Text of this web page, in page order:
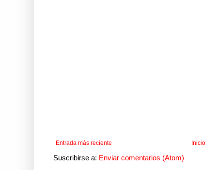
Entrada más reciente Inicio
Suscribirse a: Enviar comentarios (Atom)